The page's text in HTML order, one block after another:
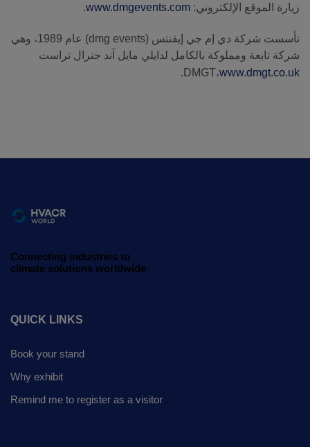
زيارة الموقع الإلكتروني: www.dmgevents.com
.
تأسست شركة دي إم جي إيفنتس (dmg events) عام 1989، وهي
شركة تابعة ومملوكة بالكامل لدايلي مايل آند جنرال تراست
DMGT،www.dmgt.co.uk
.
Connecting industries to
climate solutions worldwide
QUICK LINKS
Book your stand
Why exhibit
Remind me to register as a visitor